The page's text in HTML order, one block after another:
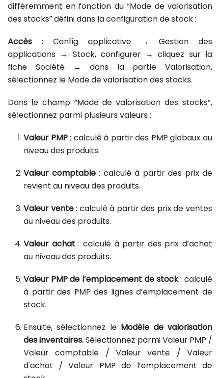
différemment en fonction du “Mode de valorisation
des stocks” défini dans la configuration de stock :
Accès : Config applicative → Gestion des
applications → Stock, configurer → cliquez sur la
fiche Société → dans la partie Valorisation,
sélectionnez le Mode de valorisation des stocks.
Dans le champ “Mode de valorisation des stocks”,
sélectionnez parmi plusieurs valeurs :
Valeur PMP: calculé à partir des PMP globaux au
niveau des produits.
Valeur comptable: calculé à partir des prix de
revient au niveau des produits.
Valeur vente: calculé à partir des prix de ventes
au niveau des produits.
Valeur achat: calculé à partir des prix d’achat
au niveau des produits.
Valeur PMP de l’emplacement de stock: calculé
à partir des PMP des lignes d’emplacement de
stock.
Ensuite, sélectionnez le Modèle de valorisation
des inventaires.Sélectionnez parmi Valeur PMP /
Valeur comptable / Valeur vente / Valeur
d'achat / Valeur PMP de l’emplacement de